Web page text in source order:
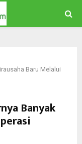
Baru Melalui
Banyak